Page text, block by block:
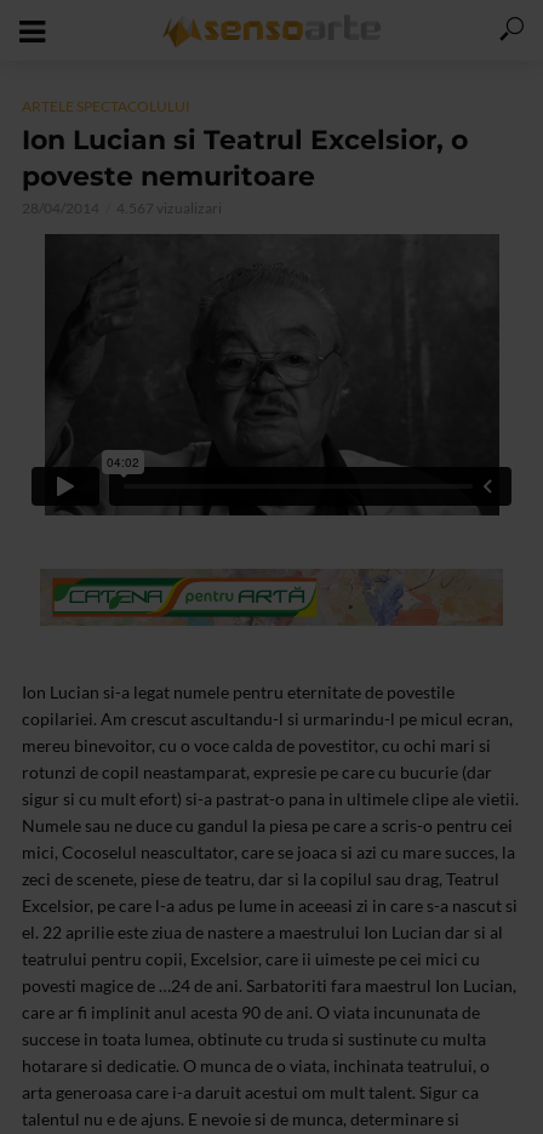
ARTELE SPECTACOLULUI
Ion Lucian si Teatrul Excelsior, o
poveste nemuritoare
28/04/2014 4.567 vizualizari
Ion Lucian si-a legat numele pentru eternitate de povestile
copilariei. Am crescut ascultandu-l si urmarindu-l pe micul ecran,
mereu binevoitor, cu o voce calda de povestitor, cu ochi mari si
rotunzi de copil neastamparat, expresie pe care cu bucurie (dar
sigur si cu mult efort) si-a pastrat-o pana in ultimele clipe ale vietii.
Numele sau ne duce cu gandul la piesa pe care a scris-o pentru cei
mici, Cocoselul neascultator, care se joaca si azi cu mare succes, la
zeci de scenete, piese de teatru, dar si la copilul sau drag, Teatrul
Excelsior, pe care l-a adus pe lume in aceeasi zi in care s-a nascut si
el. 22 aprilie este ziua de nastere a maestrului Ion Lucian dar si al
teatrului pentru copii, Excelsior, care ii uimeste pe cei mici cu
povesti magice de …24 de ani. Sarbatoriti fara maestrul Ion Lucian,
care ar fi implinit anul acesta 90 de ani. O viata incununata de
succese in toata lumea, obtinute cu truda si sustinute cu multa
hotarare si dedicatie. O munca de o viata, inchinata teatrului, o
arta generoasa care i-a daruit acestui om mult talent. Sigur ca
talentul nu e de ajuns. E nevoie si de munca, determinare si